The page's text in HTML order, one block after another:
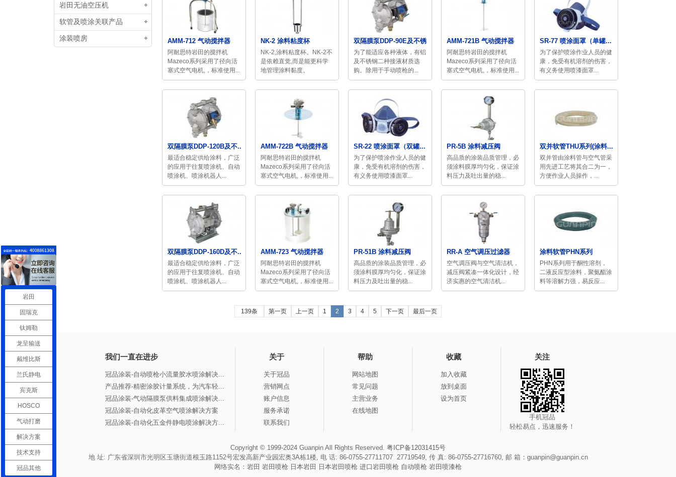
岩田无油空压机
软管及喷涂关联产品
涂装喷房 AMM-712 气动搅拌器
阿耐思特岩田的搅拌机
Mazeco系列采用了径向活
塞式空气电机,，标准使用...
NK-2 涂料粘度杯
NK-2,涂料粘度杯。NK-2不
是依赖直觉,而是能更科学
地管理涂料黏度。
双隔膜泵DDP-90E及不锈...
为了能适应各种液体，有铝
及不锈钢二种接液材质选
购。除用于手动喷枪的...
AMM-721B 气动搅拌器
阿耐思特岩田的搅拌机
Mazeco系列采用了径向活
塞式空气电机,，标准使用...
SR-77 喷涂面罩（单罐...
为了保护喷涂作业人员的健
康，免受有机溶剂的伤害，
有义务使用喷漆面罩...
双隔膜泵DDP-120B及不...
最适合稳定供给涂料，广泛
的应用于往复喷涂机、自动
喷涂机、喷涂机器人...
AMM-722B 气动搅拌器
阿耐思特岩田的搅拌机
Mazeco系列采用了径向活
塞式空气电机,，标准使用...
SR-22 喷涂面罩（双罐...
为了保护喷涂作业人员的健
康，免受有机溶剂的伤害，
有义务使用喷漆面罩...
PR-5B 涂料减压阀
高品质的涂装品质管理，必
须涂料膜厚均匀化，保证涂
料压力及吐出量的稳...
双并软管THU系列(涂料...
双并管由涂料管与空气管采
用先进工艺将其合二为一，
方便作业人员操作，...
双隔膜泵DDP-160D及不...
最适合稳定供给涂料，广泛
的应用于往复喷涂机、自动
喷涂机、喷涂机器人...
AMM-723 气动搅拌器
阿耐思特岩田的搅拌机
Mazeco系列采用了径向活
塞式空气电机,，标准使用...
PR-51B 涂料减压阀
高品质的涂装品质管理，必
须涂料膜厚均匀化，保证涂
料压力及吐出量的稳...
RR-A 空气调压过滤器
空气调压阀与空气清洁机，
减压阀紧凑一体化设计，经
济实惠的空气清洁机...
涂料软管PHN系列
PHN系列用于酮性溶剂，
二液反应型涂料，聚氨酯涂
料等溶解力强，易反应...
139条 第一页 上一页 1 2 3 4 5 下一页 最后一页
我们一直在进步
冠品涂装-自动喷枪小流量胶水喷涂解决...
产品推荐-精密涂胶计量系统，为汽车轻...
冠品涂装-气动隔膜泵供料集成喷涂解决...
冠品涂装-自动化皮革空气喷涂解决方案
冠品涂装-自动化五金件静电喷涂解决方...
关于
关于冠品
营销网点
账户信息
服务承诺
联系我们
帮助
网站地图
常见问题
主营业务
在线地图
收藏
加入收藏
放到桌面
设为首页
关注
手机冠品
轻松易点，迅速服务！
Copyright © 1999-2024 Guanpin All Rights Reserved. 粤ICP备12031415号
地 址: 广东省深圳市光明区玉塘街道根玉路1152号宏发高新产业园宏奥3A栋1楼, 电 话: 86-0755-27711707 27719549, 传 真: 86-0755-27716760, 邮 箱：guanpin@guanpin.cn
网络实名： 岩田 岩田喷枪 日本岩田 日本岩田喷枪 进口岩田喷枪 自动喷枪 岩田喷漆枪
岩田
固瑞克
钛姆勒
龙呈输送
戴维比斯
兰氏静电
宾克斯
HOSCO
气动打磨
解决方案
技术支持
冠品其他